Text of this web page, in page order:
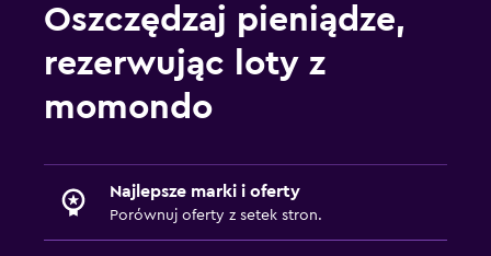
Oszczędzaj pieniądze,
rezerwując loty z
momondo
Najlepsze marki i oferty
Porównuj oferty z setek stron.